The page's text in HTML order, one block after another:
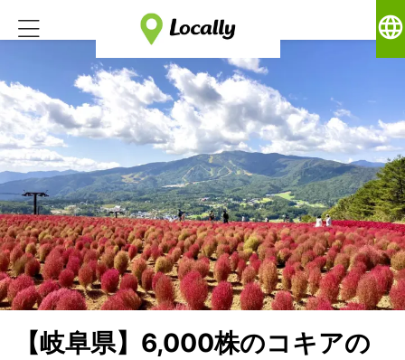
language
【岐阜県】6,000株のコキアの